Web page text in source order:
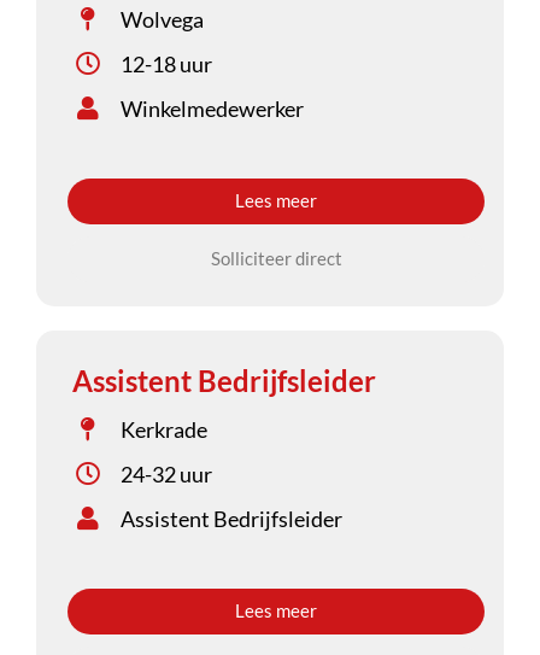
Wolvega
12-18 uur
Winkelmedewerker
Lees meer
Solliciteer direct
Assistent Bedrijfsleider
Kerkrade
24-32 uur
Assistent Bedrijfsleider
Lees meer